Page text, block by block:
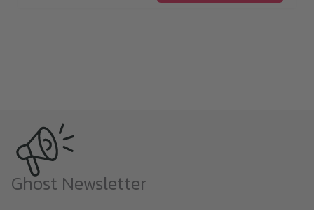
Ghost Newsletter